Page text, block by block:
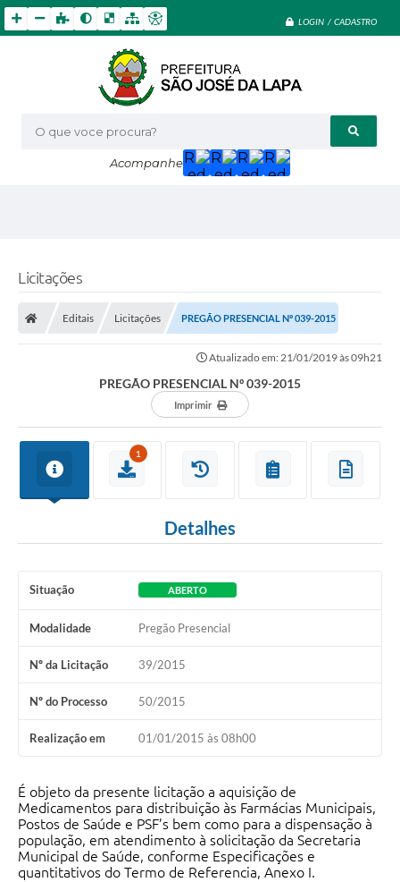
LOGIN / CADASTRO
O que voce procura?
Acompanhe
Licitações
Editais Licitações PREGÃO PRESENCIAL Nº 039-2015
Atualizado em: 21/01/2019 às 09h21
PREGÃO PRESENCIAL Nº 039-2015
Imprimir
1
Detalhes
Situação ABERTO
Modalidade Pregão Presencial
Nº da Licitação 39/2015
Nº do Processo 50/2015
Realização em 01/01/2015 às 08h00
É objeto da presente licitação a aquisição de
Medicamentos para distribuição às Farmácias Municipais,
Postos de Saúde e PSF’s bem como para a dispensação à
população, em atendimento à solicitação da Secretaria
Municipal de Saúde, conforme Especificações e
quantitativos do Termo de Referencia, Anexo I.